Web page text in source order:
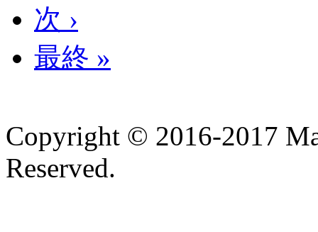
次 ›
最終 »
Copyright © 2016-2017
Reserved.